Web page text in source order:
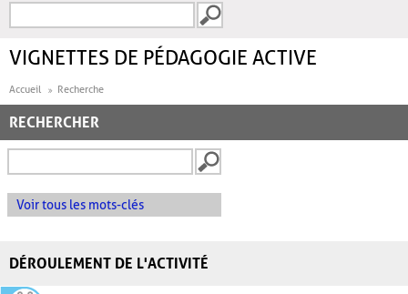
FORMULAIRE DE
VIGNETTES DE PÉDAGOGIE ACTIVE
Accueil Recherche
RECHERCHER
Voir tous les mots-clés
DÉROULEMENT DE L'ACTIVITÉ